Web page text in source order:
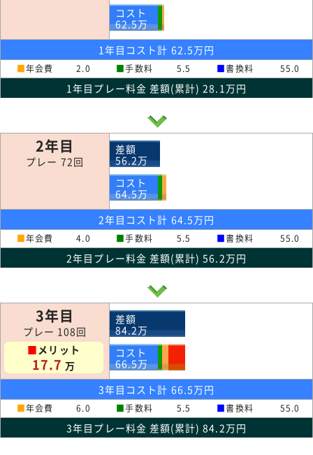
コスト
62.5万
1年目コスト計 62.5万円
■年会費 2.0 ■手数料 5.5 ■書換料 55.0
1年目プレー料金 差額(累計) 28.1万円
2年目
プレー 72回
差額
56.2万
コスト
64.5万
2年目コスト計 64.5万円
■年会費 4.0 ■手数料 5.5 ■書換料 55.0
2年目プレー料金 差額(累計) 56.2万円
3年目
プレー 108回
■メリット
17.7 万
差額
84.2万
コスト
66.5万
3年目コスト計 66.5万円
■年会費 6.0 ■手数料 5.5 ■書換料 55.0
3年目プレー料金 差額(累計) 84.2万円